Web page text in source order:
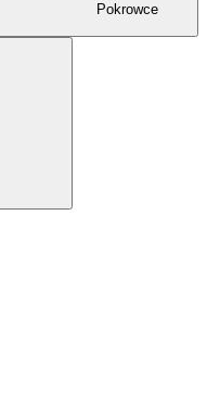
Pokrowce